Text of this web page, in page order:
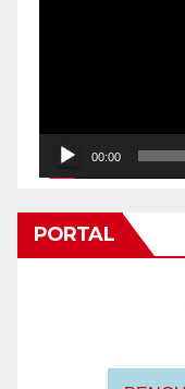
00:00
PORTAL